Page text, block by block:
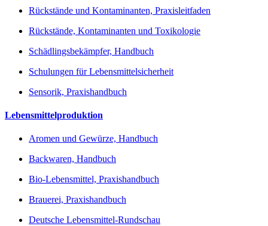
Rückstände und Kontaminanten, Praxisleitfaden
Rückstände, Kontaminanten und Toxikologie
Schädlingsbekämpfer, Handbuch
Schulungen für Lebensmittelsicherheit
Sensorik, Praxishandbuch
Lebensmittelproduktion
Aromen und Gewürze, Handbuch
Backwaren, Handbuch
Bio-Lebensmittel, Praxishandbuch
Brauerei, Praxishandbuch
Deutsche Lebensmittel-Rundschau